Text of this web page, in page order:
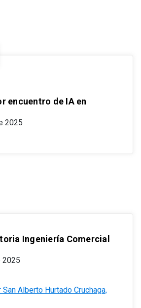
encuentro de IA en
2025
Ingeniería Comercial
2025
Alberto Hurtado Cruchaga,